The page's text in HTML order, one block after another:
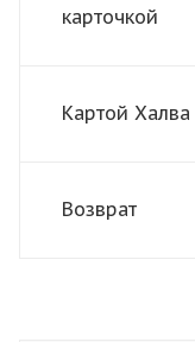
карточкой
Картой Халва
Возврат